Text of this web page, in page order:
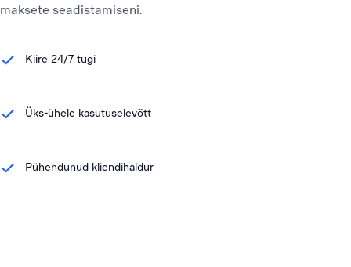
maksete seadistamiseni.
Kiire 24/7 tugi
Üks-ühele kasutuselevõtt
Pühendunud kliendihaldur